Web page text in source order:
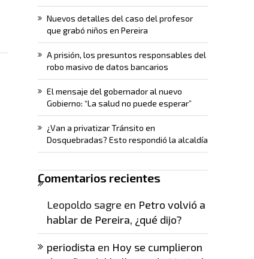
Nuevos detalles del caso del profesor
que grabó niños en Pereira
A prisión, los presuntos responsables del
robo masivo de datos bancarios
El mensaje del gobernador al nuevo
Gobierno: “La salud no puede esperar”
¿Van a privatizar Tránsito en
Dosquebradas? Esto respondió la alcaldía
Comentarios recientes
Leopoldo sagre en Petro volvió a
hablar de Pereira, ¿qué dijo?
periodista en Hoy se cumplieron